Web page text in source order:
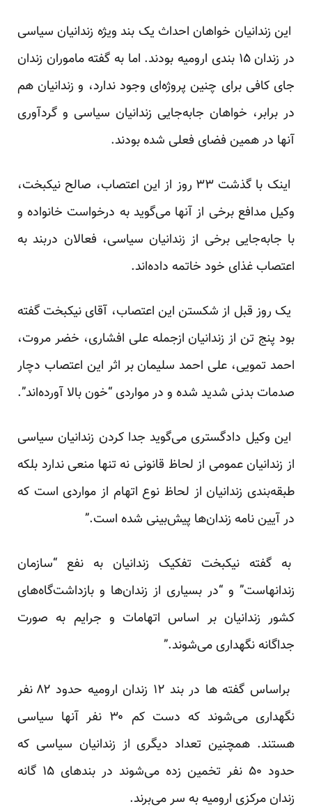
این زندانیان خواهان احداث یک بند ویژه زندانیان سیاسی
در زندان ۱۵ بندی ارومیه بودند. اما به گفته ماموران زندان
جای کافی برای چنین پروژه‌ای وجود ندارد، و زندانیان هم
در برابر، خواهان جابه‌جایی زندانیان سیاسی و گردآوری
آنها در همین فضای فعلی شده‌ بودند.
اینک با گذشت ۳۳ روز از این اعتصاب، صالح نیکبخت،
وکیل مدافع برخی از آنها می‌گوید به درخواست خانواده و
با جابه‌جایی برخی از زندانیان سیاسی، فعالان دربند به
اعتصاب غذای خود خاتمه داده‌اند.
یک روز قبل از شکستن این اعتصاب، آقای نیکبخت گفته
بود پنج تن از زندانیان ازجمله علی افشاری، خضر مروت،
احمد تمویی، علی احمد سلیمان بر اثر این اعتصاب دچار
صدمات بدنی شدید شده و در مواردی “خون بالا آورده‌اند”.
این وکیل دادگستری می‌گوید جدا کردن زندانیان سیاسی
از زندانیان عمومی از لحاظ قانونی نه تنها منعی ندارد بلکه
طبقه‌بندی زندانیان از لحاظ نوع اتهام از مواردی است که
در آیین نامه زندان‌ها پیش‌بینی شده است.”
به گفته نیکبخت تفکیک زندانیان به نفع “سازمان
زندانهاست” و “در بسیاری از زندان‌ها و بازداشت‌گاه‌های
کشور زندانیان بر اساس اتهامات و جرایم به صورت
جداگانه نگهداری می‌شوند.”
براساس گفته ها در بند ۱۲ زندان ارومیه حدود ۸۲ نفر
نگهداری می‌شوند که دست کم ۳۰ نفر آنها سیاسی
هستند. همچنین تعداد دیگری از زندانیان سیاسی که
حدود ۵۰ نفر تخمین زده می‌شوند در بندهای ۱۵ گانه
زندان مرکزی ارومیه به سر می‌برند.